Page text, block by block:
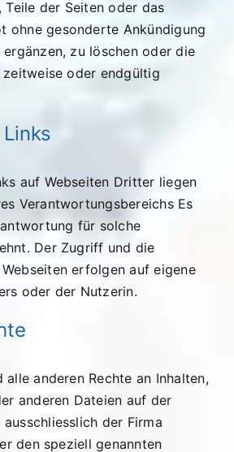
der Seiten oder das
ohne gesonderte Ankündigung
zu löschen oder die
oder endgültig
auf Webseiten Dritter liegen
Verantwortungsbereichs Es
für solche
Der Zugriff und die
erfolgen auf eigene
oder der Nutzerin.
alle anderen Rechte an Inhalten,
anderen Dateien auf der
der Firma
den speziell genannten